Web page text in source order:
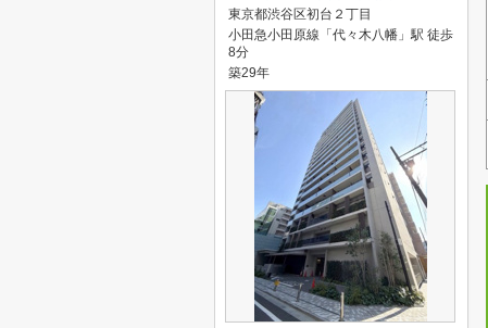
東京都渋谷区初台２丁目
小田急小田原線「代々木八幡」駅 徒歩
8分
築29年